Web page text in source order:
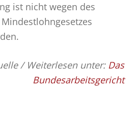
ist nicht wegen des
/ Weiterlesen unter: Das
Bundesarbeitsgericht